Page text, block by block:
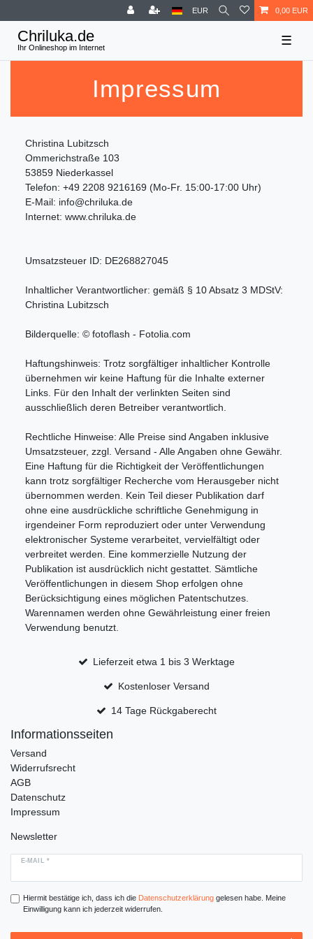
EUR 0,00 EUR
☰
Impressum
Christina Lubitzsch
Ommerichstraße 103
53859 Niederkassel
Telefon: +49 2208 9216169 (Mo-Fr. 15:00-17:00 Uhr)
E-Mail: info@chriluka.de
Internet: www.chriluka.de
Umsatzsteuer ID: DE268827045
Inhaltlicher Verantwortlicher: gemäß § 10 Absatz 3 MDStV:
Christina Lubitzsch
Bilderquelle: © fotoflash - Fotolia.com
Haftungshinweis: Trotz sorgfältiger inhaltlicher Kontrolle
übernehmen wir keine Haftung für die Inhalte externer
Links. Für den Inhalt der verlinkten Seiten sind
ausschließlich deren Betreiber verantwortlich.
Rechtliche Hinweise: Alle Preise sind Angaben inklusive
Umsatzsteuer, zzgl. Versand - Alle Angaben ohne Gewähr.
Eine Haftung für die Richtigkeit der Veröffentlichungen
kann trotz sorgfältiger Recherche vom Herausgeber nicht
übernommen werden. Kein Teil dieser Publikation darf
ohne eine ausdrückliche schriftliche Genehmigung in
irgendeiner Form reproduziert oder unter Verwendung
elektronischer Systeme verarbeitet, vervielfältigt oder
verbreitet werden. Eine kommerzielle Nutzung der
Publikation ist ausdrücklich nicht gestattet. Sämtliche
Veröffentlichungen in diesem Shop erfolgen ohne
Berücksichtigung eines möglichen Patentschutzes.
Warennamen werden ohne Gewährleistung einer freien
Verwendung benutzt.
Lieferzeit etwa 1 bis 3 Werktage
Kostenloser Versand
14 Tage Rückgaberecht
Informationsseiten
Versand
Widerrufsrecht
AGB
Datenschutz
Impressum
Newsletter
E-MAIL *
Hiermit bestätige ich, dass ich die Daten­schutz­erklärunggelesen habe. Meine
Einwilligung kann ich jederzeit widerrufen.